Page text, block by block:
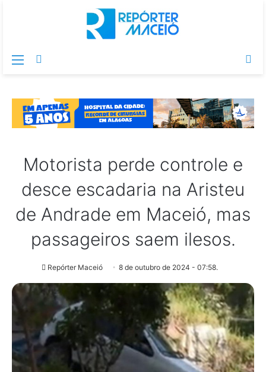
Menu
Motorista perde controle e
desce escadaria na Aristeu
de Andrade em Maceió, mas
passageiros saem ilesos.
Repórter Maceió 8 de outubro de 2024 - 07:58.